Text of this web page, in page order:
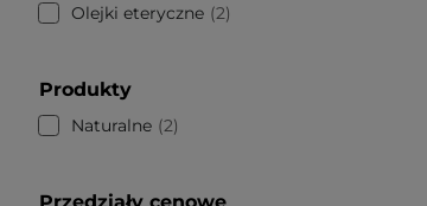
Olejki eteryczne 2
Produkty
Naturalne 2
Przedziały cenowe